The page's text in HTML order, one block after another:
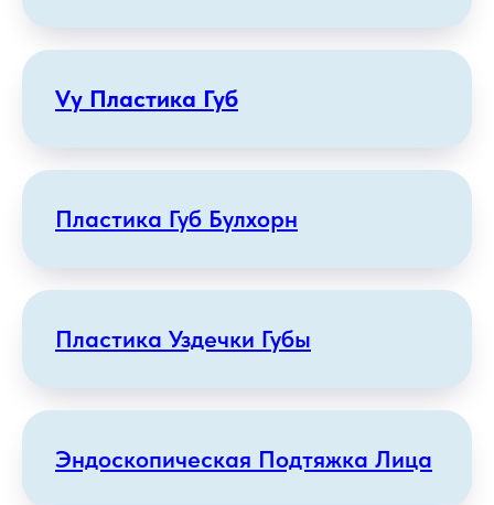
Vy Пластика Губ
Пластика Губ Булхорн
Пластика Уздечки Губы
Эндоскопическая Подтяжка Лица